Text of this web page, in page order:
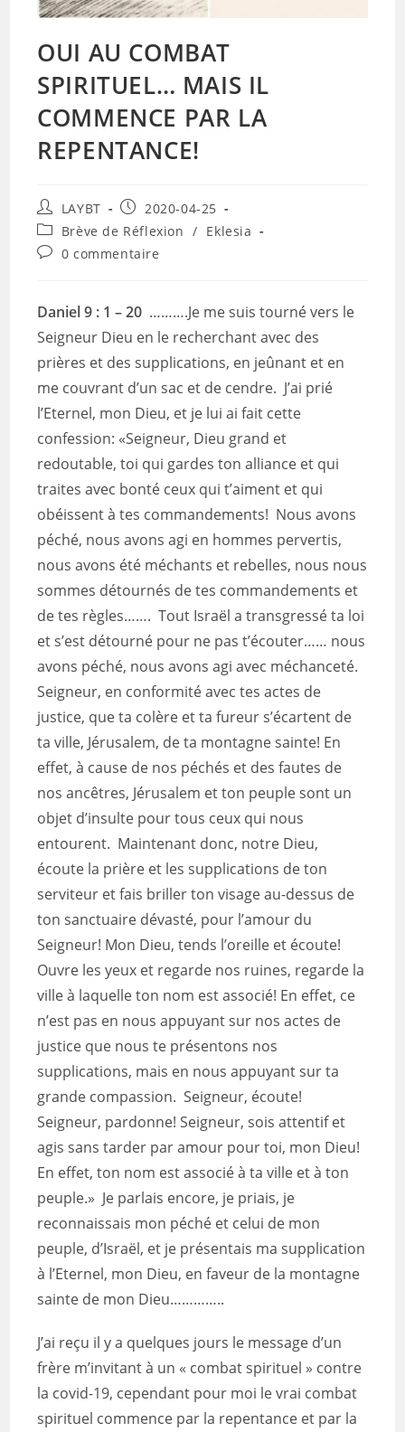
OUI AU COMBAT
SPIRITUEL… MAIS IL
COMMENCE PAR LA
REPENTANCE!
Auteur/autrice
de
la
publication :
LAYBT
Publication
publiée :
2020-04-25
Post
category:
Brève de Réflexion / Eklesia
Commentaires
publication :
0 commentaire
Daniel 9 : 1 – 20 ……….Je me suis tourné vers le
Seigneur Dieu en le recherchant avec des
prières et des supplications, en jeûnant et en
me couvrant d’un sac et de cendre. J’ai prié
l’Eternel, mon Dieu, et je lui ai fait cette
confession: «Seigneur, Dieu grand et
redoutable, toi qui gardes ton alliance et qui
traites avec bonté ceux qui t’aiment et qui
obéissent à tes commandements! Nous avons
péché, nous avons agi en hommes pervertis,
nous avons été méchants et rebelles, nous nous
sommes détournés de tes commandements et
de tes règles……. Tout Israël a transgressé ta loi
et s’est détourné pour ne pas t’écouter…… nous
avons péché, nous avons agi avec méchanceté.
Seigneur, en conformité avec tes actes de
justice, que ta colère et ta fureur s’écartent de
ta ville, Jérusalem, de ta montagne sainte! En
effet, à cause de nos péchés et des fautes de
nos ancêtres, Jérusalem et ton peuple sont un
objet d’insulte pour tous ceux qui nous
entourent. Maintenant donc, notre Dieu,
écoute la prière et les supplications de ton
serviteur et fais briller ton visage au-dessus de
ton sanctuaire dévasté, pour l’amour du
Seigneur! Mon Dieu, tends l’oreille et écoute!
Ouvre les yeux et regarde nos ruines, regarde la
ville à laquelle ton nom est associé! En effet, ce
n’est pas en nous appuyant sur nos actes de
justice que nous te présentons nos
supplications, mais en nous appuyant sur ta
grande compassion. Seigneur, écoute!
Seigneur, pardonne! Seigneur, sois attentif et
agis sans tarder par amour pour toi, mon Dieu!
En effet, ton nom est associé à ta ville et à ton
peuple.» Je parlais encore, je priais, je
reconnaissais mon péché et celui de mon
peuple, d’Israël, et je présentais ma supplication
à l’Eternel, mon Dieu, en faveur de la montagne
sainte de mon Dieu…………..
J’ai reçu il y a quelques jours le message d’un
frère m’invitant à un « combat spirituel » contre
la covid-19, cependant pour moi le vrai combat
spirituel commence par la repentance et par la